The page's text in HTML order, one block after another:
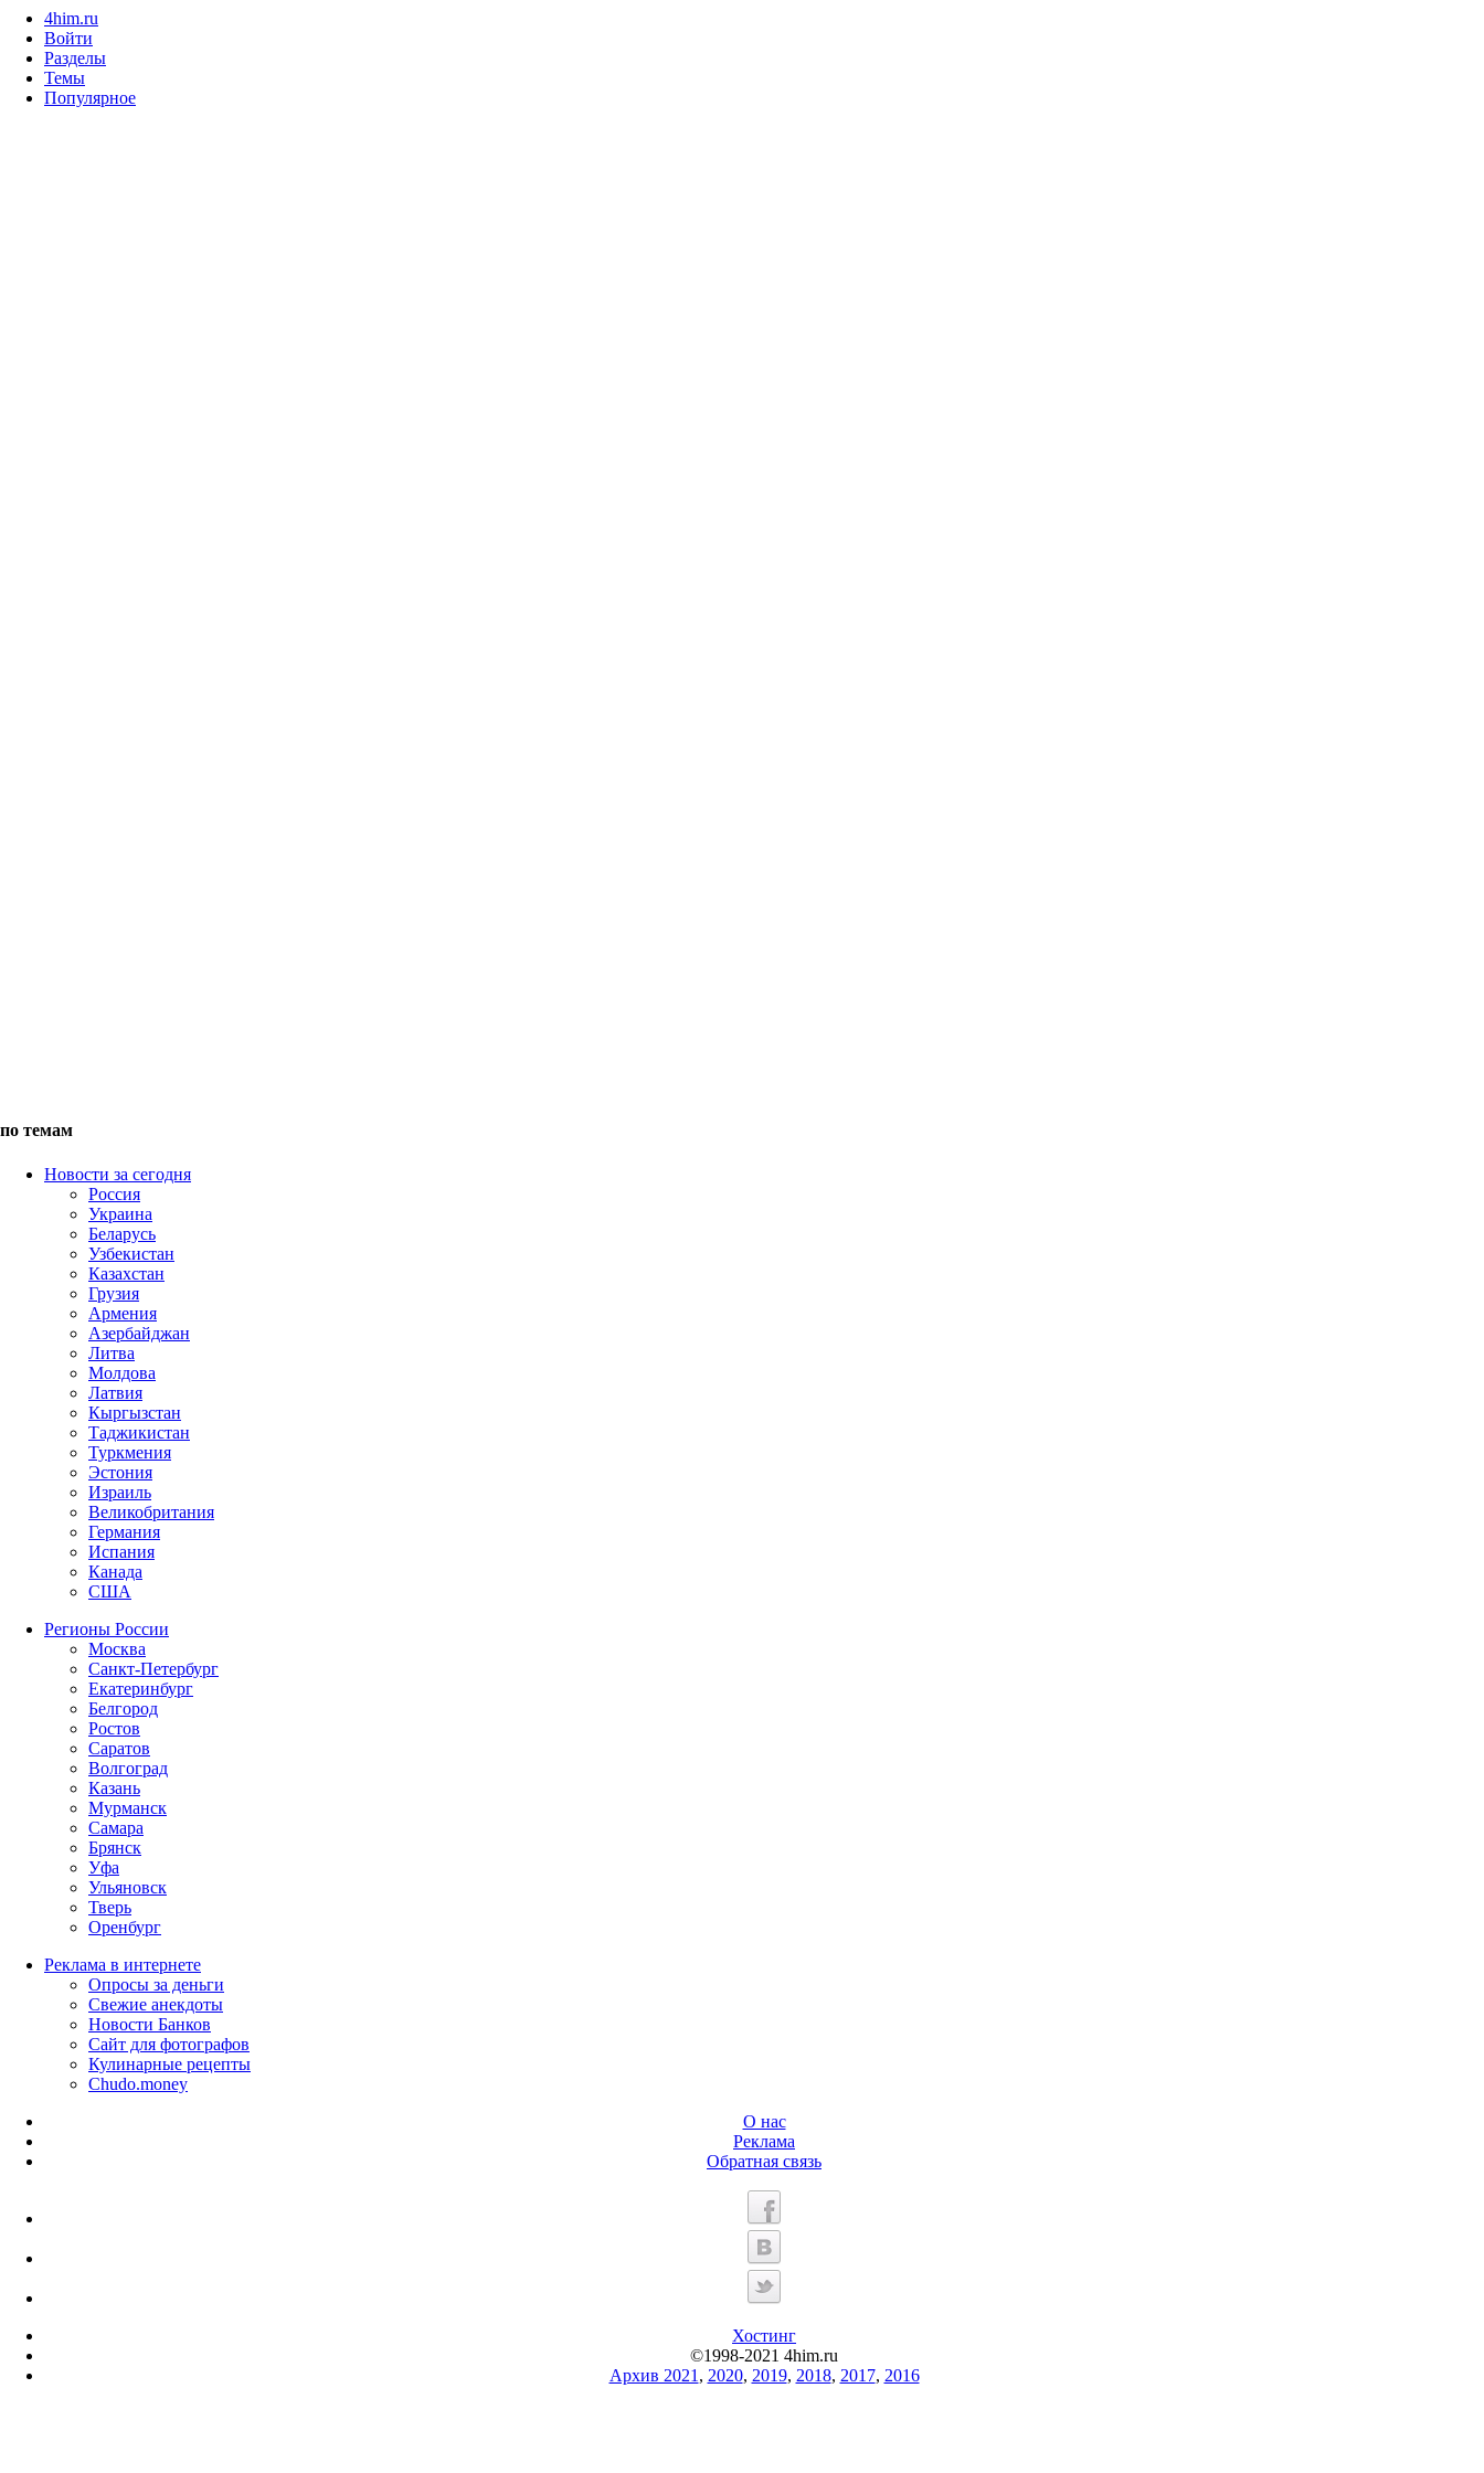
4him.ru
Войти
Разделы
Темы
Популярное
по темам
Новости за сегодня
Россия
Украина
Беларусь
Узбекистан
Казахстан
Грузия
Армения
Азербайджан
Литва
Молдова
Латвия
Кыргызстан
Таджикистан
Туркмения
Эстония
Израиль
Великобритания
Германия
Испания
Канада
США
Регионы России
Москва
Санкт-Петербург
Екатеринбург
Белгород
Ростов
Саратов
Волгоград
Казань
Мурманск
Самара
Брянск
Уфа
Ульяновск
Тверь
Оренбург
Реклама в интернете
Опросы за деньги
Свежие анекдоты
Новости Банков
Сайт для фотографов
Кулинарные рецепты
Chudo.money
О нас
Реклама
Обратная связь
Хостинг
©1998-2021 4him.ru
Архив 2021 , 2020, 2019, 2018, 2017, 2016